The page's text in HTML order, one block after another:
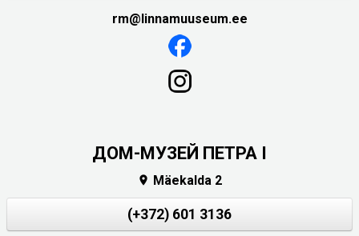
rm@linnamuuseum.ee
ДОМ-МУЗЕЙ ПЕТРА I
 Mäekalda 2
(+372) 601 3136